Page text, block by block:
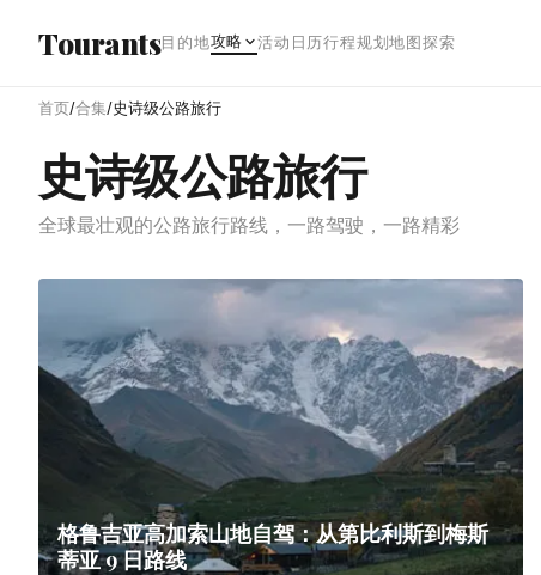
Tourants目的地攻略 活动日历行程规划地图探索
首页/合集/史诗级公路旅行
史诗级公路旅行
全球最壮观的公路旅行路线，一路驾驶，一路精彩
格鲁吉亚高加索山地自驾：从第比利斯到梅斯
蒂亚 9 日路线